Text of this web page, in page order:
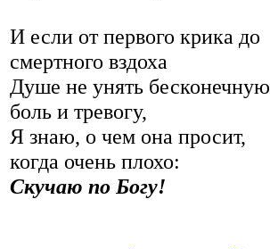
И если от первого крика до
смертного вздоха
Душе не унять бесконечную
боль и тревогу,
Я знаю, о чем она просит,
когда очень плохо:
Скучаю по Богу!